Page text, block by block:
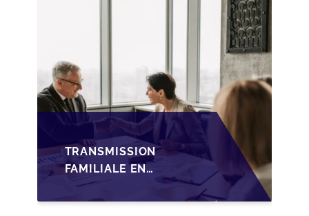
TRANSMISSION
FAMILIALE EN
WALLONIE :
NOUVELLES